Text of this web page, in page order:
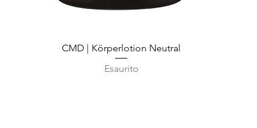
Vista rapida
CMD | Körperlotion Neutral
Esaurito